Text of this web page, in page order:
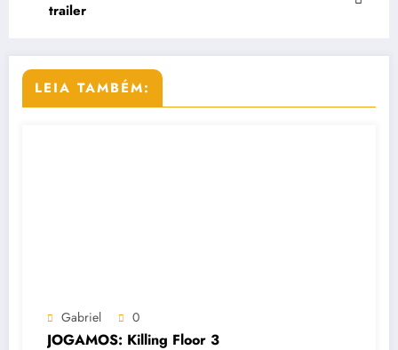
trailer
LEIA TAMBÉM:
Gabriel 0
JOGAMOS: Killing Floor 3